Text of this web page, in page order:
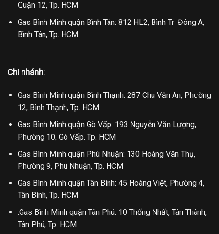
Quận 12, Tp. HCM
Gas Bình Minh quận Bình Tân: 812 HL2, Bình Trị Đông A,
Bình Tân, Tp. HCM
Chi nhánh:
Gas Bình Minh quận Bình Thạnh: 287 Chu Văn An, Phường
12, Bình Thạnh, Tp. HCM
Gas Bình Minh quận Gò Vấp: 193 Nguyễn Văn Lượng,
Phường 10, Gò Vấp, Tp. HCM
Gas Bình Minh quận Phú Nhuận: 130 Hoàng Văn Thụ,
Phường 9, Phú Nhuận, Tp. HCM
Gas Bình Minh quận Tân Bình: 45 Hoàng Việt, Phường 4,
Tân Bình, Tp. HCM
.Gas Bình Minh quận Tân Phú: 10 Thống Nhất, Tân Thành,
Tân Phú, Tp. HCM